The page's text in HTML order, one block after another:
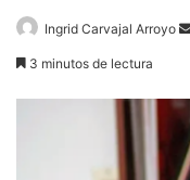
Ingrid Carvajal Arroyo
3 minutos de lectura